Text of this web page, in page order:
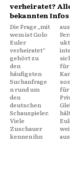
verheiratet?
bekannten Infos
Die Frage „mit
wem ist Golo
Euler
verheiratet“
gehört zu
den
häufigsten
Suchanfrage
n rund um
den
deutschen
Schauspieler.
Viele
Zuschauer
kennen ihn
aus Film- und
Fernsehprod
uktionen und
interessieren
sich nicht nur
für seine
Karriere,
sondern auch
für sein
Privatleben.
Gleichzeitig
hält sich Golo
Euler
weitgehend